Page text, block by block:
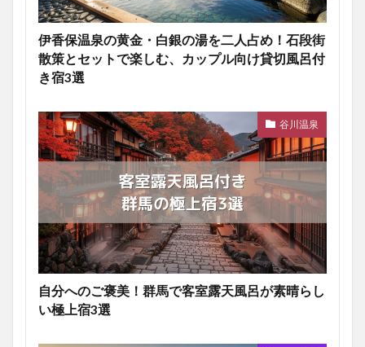
伊香保温泉の黄金・白銀の湯を二人占め！石段街
散策とセットで楽しむ、カップル向け貸切風呂付
き宿3選
谷川温泉
自分へのご褒美！群馬で客室露天風呂が素晴らし
い極上宿3選